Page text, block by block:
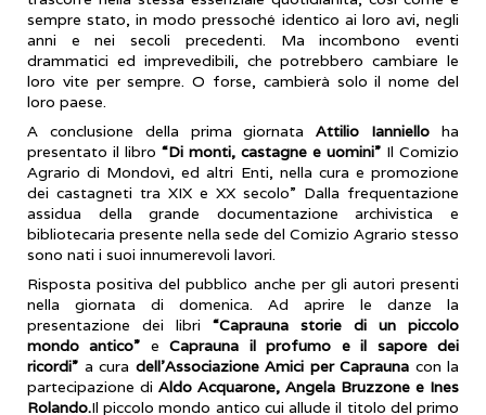
sempre stato, in modo pressoché identico ai loro avi, negli
anni e nei secoli precedenti. Ma incombono eventi
drammatici ed imprevedibili, che potrebbero cambiare le
loro vite per sempre. O forse, cambierà solo il nome del
loro paese.
A conclusione della prima giornata Attilio Iannielloha
presentato il libro “Di monti, castagne e uomini” Il Comizio
Agrario di Mondovì, ed altri Enti, nella cura e promozione
dei castagneti tra XIX e XX secolo” Dalla frequentazione
assidua della grande documentazione archivistica e
bibliotecaria presente nella sede del Comizio Agrario stesso
sono nati i suoi innumerevoli lavori.
Risposta positiva del pubblico anche per gli autori presenti
nella giornata di domenica. Ad aprire le danze la
presentazione dei libri “Caprauna storie di un piccolo
mondo antico” e Caprauna il profumo e il sapore dei
ricordi” a cura dell’Associazione Amici per Caprauna con la
partecipazione di Aldo Acquarone, Angela Bruzzone e Ines
Rolando.Il piccolo mondo antico cui allude il titolo del primo